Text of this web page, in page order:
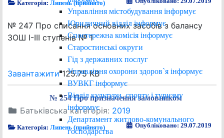
Управління містобудування інформує
Юридичний відділ інформує
Спостережна комісія інформує
Старостинські округи
Гід з державних послуг
Управління охорони здоров`я інформує
ВУВКГ інформує
Відділ культури, спорту і туризму
інформує
Департамент житлово-комунального
господарства
Категорія:Липень (прийнято)
№ 247 Про списання основних засобів з балансу
ЗОШ І-ІІІ ступенів № 1
Завантажити125.75 KB
№ 254 Про призначення замовником
Батьківська категорія: 2019
Категорія:Липень (прийнято) Опубліковано: 29.07.2019